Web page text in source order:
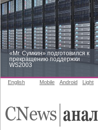
«Mr. Сумкин» подготовился к
прекращению поддержки
WS2003
English Mobile Android Light